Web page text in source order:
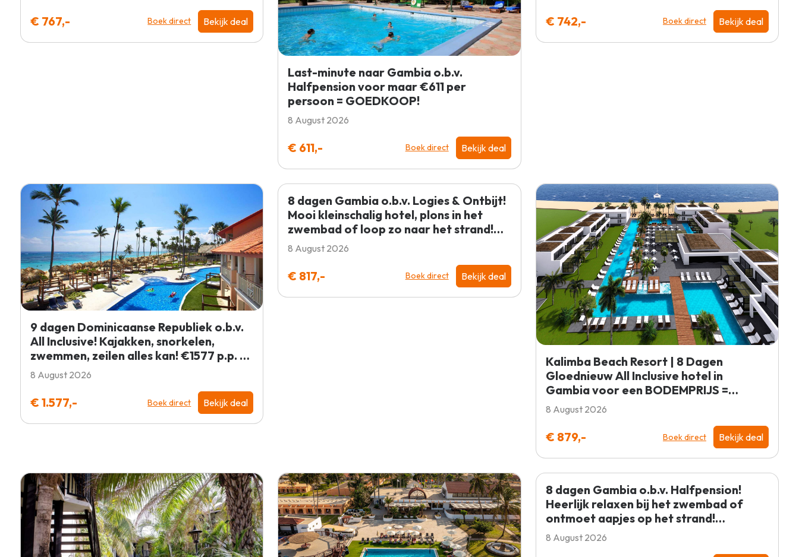
€ 767,- Boek direct Bekijk deal
Last-minute naar Gambia o.b.v.
Halfpension voor maar €611 per
persoon = GOEDKOOP!
8 August 2026
€ 611,- Boek direct Bekijk deal
€ 742,- Boek direct Bekijk deal
9 dagen Dominicaanse Republiek o.b.v.
All Inclusive! Kajakken, snorkelen,
zwemmen, zeilen alles kan! €1577 p.p. =
BOEKEN
8 August 2026
€ 1.577,- Boek direct Bekijk deal
8 dagen Gambia o.b.v. Logies & Ontbijt!
Mooi kleinschalig hotel, plons in het
zwembad of loop zo naar het strand!
€817 p.p. = TOP
8 August 2026
€ 817,- Boek direct Bekijk deal
Kalimba Beach Resort | 8 Dagen
Gloednieuw All Inclusive hotel in
Gambia voor een BODEMPRIJS =
BOEKEN!
8 August 2026
€ 879,- Boek direct Bekijk deal
8 dagen Gambia o.b.v. Halfpension!
Heerlijk relaxen bij het zwembad of
ontmoet aapjes op het strand!
SLECHTS €459!
8 August 2026